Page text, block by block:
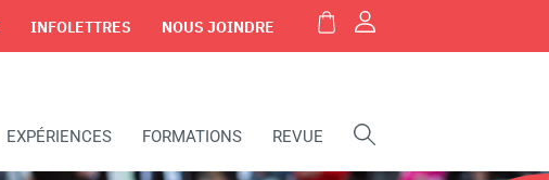
INFOLETTRES NOUS JOINDRE
EXPÉRIENCES FORMATIONS REVUE